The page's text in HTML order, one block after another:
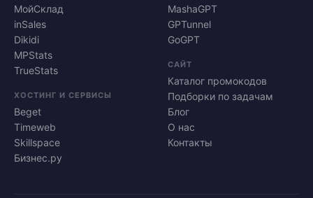
МойСклад
inSales
Dikidi
MPStats
TrueStats
ХОСТИНГ И СЕРВИСЫ
Beget
Timeweb
Skillspace
Бизнес.ру
MashaGPT
GPTunnel
GoGPT
САЙТ
Каталог промокодов
Подборки по задачам
Блог
О нас
Контакты